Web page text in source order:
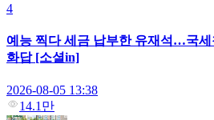
4
예능 찍다 세금 납부한 유재석…국
화답 [소셜in]
2026-08-05 13:38
14.1만